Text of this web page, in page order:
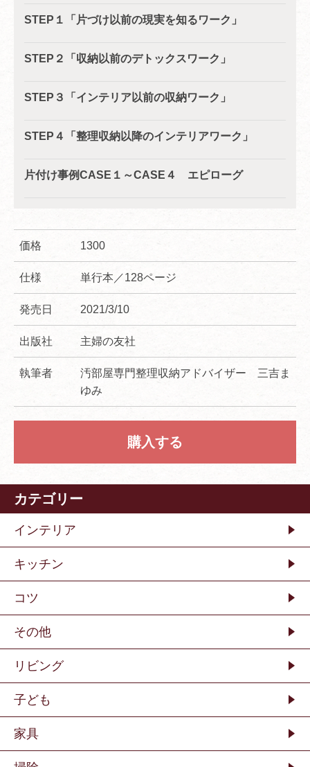
STEP１「片づけ以前の現実を知るワーク」
STEP２「収納以前のデトックスワーク」
STEP３「インテリア以前の収納ワーク」
STEP４「整理収納以降のインテリアワーク」
片付け事例CASE１～CASE４ エピローグ
価格 1300
仕様 単行本／128ページ
発売日 2021/3/10
出版社 主婦の友社
執筆者
汚部屋専門整理収納アドバイザー 三吉ま
ゆみ
購入する
カテゴリー
インテリア
キッチン
コツ
その他
リビング
子ども
家具